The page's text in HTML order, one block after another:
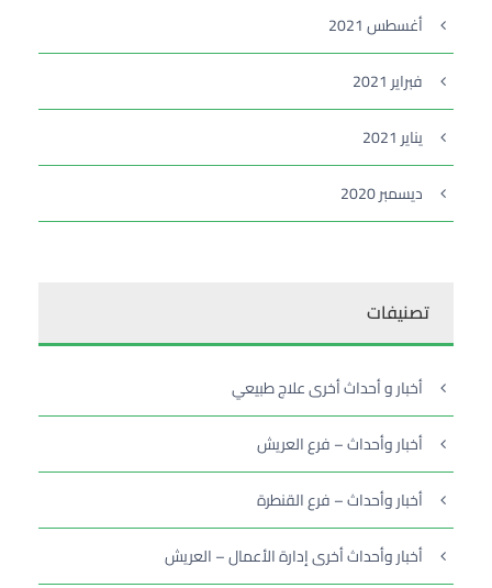
أغسطس 2021
فبراير 2021
يناير 2021
ديسمبر 2020
تصنيفات
أخبار و أحداث أخرى علاج طبيعي
أخبار وأحداث – فرع العريش
أخبار وأحداث – فرع القنطرة
أخبار وأحداث أخرى إدارة الأعمال – العريش